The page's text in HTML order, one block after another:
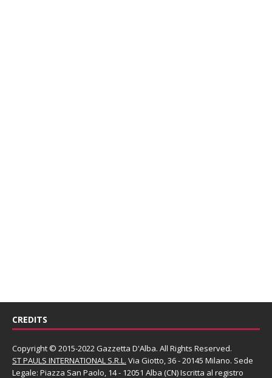
CREDITS
Copyright © 2015-2022 Gazzetta D'Alba. All Rights Reserved.
ST PAULS INTERNATIONAL S.R.L. Via Giotto, 36 - 20145 Milano. Sede
Legale: Piazza San Paolo, 14 - 12051 Alba (CN) Iscritta al registro